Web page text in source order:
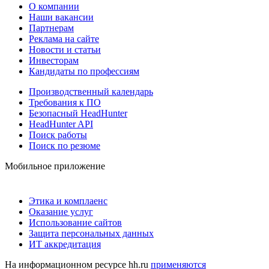
О компании
Наши вакансии
Партнерам
Реклама на сайте
Новости и статьи
Инвесторам
Кандидаты по профессиям
Производственный календарь
Требования к ПО
Безопасный HeadHunter
HeadHunter API
Поиск работы
Поиск по резюме
Мобильное приложение
Этика и комплаенс
Оказание услуг
Использование сайтов
Защита персональных данных
ИТ аккредитация
На информационном ресурсе hh.ru применяются